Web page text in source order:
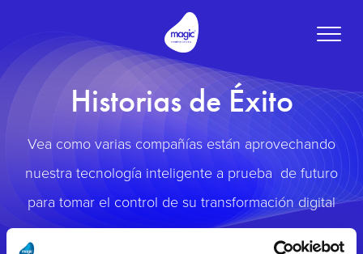
Toggle
Historias de Éxito
Vea como varias compañías están aprovechando
nuestra tecnología inteligente a prueba de futuro
para tomar el control de su transformación digital